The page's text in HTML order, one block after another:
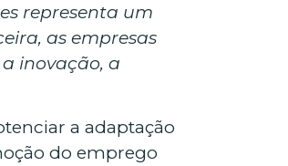
representa um
as empresas
inovação, a
a adaptação
do emprego